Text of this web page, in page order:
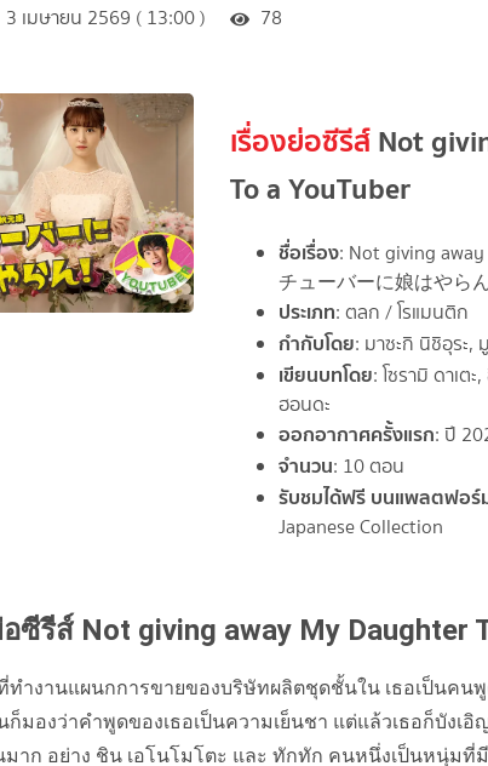
3 เมษายน 2569 ( 13:00 ) 78
เรื่องย่อซีรีส์Not
To a YouTuber
ชื่อเรื่อง: Not giving
チューバーに娘はやら
ประเภท: ตลก / โรแมนติก
กำกับโดย: มาซะกิ นิชิอุระ, มู
เขียนบทโดย: โซรามิ ดาเต
ฮอนดะ
ออกอากาศครั้งแรก: ปี
จำนวน: 10 ตอน
รับชมได้ฟรี บนแพลตฟอร์
Japanese Collection
อซีรีส์ Not giving away My Daughter
ทำงานแผนกการขายของบริษัทผลิตชุดชั้นใน เธอเป็นคน
มองว่าคำพูดของเธอเป็นความเย็นชา แต่แล้วเธอก็บังเ
าก อย่าง ชิน เอโนโมโตะ และ ทักทัก คนหนึ่งเป็นหนุ่ม